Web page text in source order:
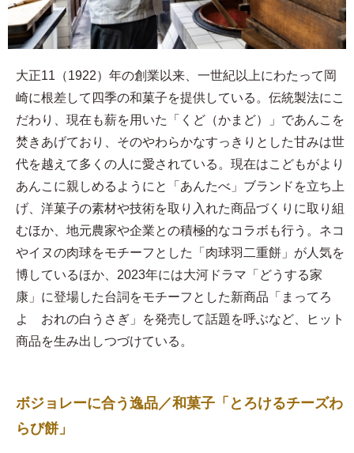
大正11（1922）年の創業以来、一世紀以上にわたって岡
崎に根差して四季の和菓子を提供している。伝統製法にこ
だわり、現在も薪を用いた「くど（かまど）」であんこを
焚きあげており、そのやわらかなすっきりとした甘みは世
代を越えて多くの人に愛されている。現在はこどもがより
あんこに親しめるようにと「あんたべ」ブランドを立ち上
げ、洋菓子の素材や技術を取り入れた商品づくりに取り組
むほか、地元農家や企業との積極的なコラボも行う。ネコ
やイヌの肉球をモチーフとした「肉球羽二重餅」が人気を
博しているほか、2023年には大河ドラマ「どうする家
康」に登場した台詞をモチーフとした新商品「まってろ
よ おれの白うさぎ」を発売して話題を呼ぶなど、ヒット
商品を生み出しつづけている。
ボジョレーに合う逸品／和菓子「とろけるチーズわ
らび餅」